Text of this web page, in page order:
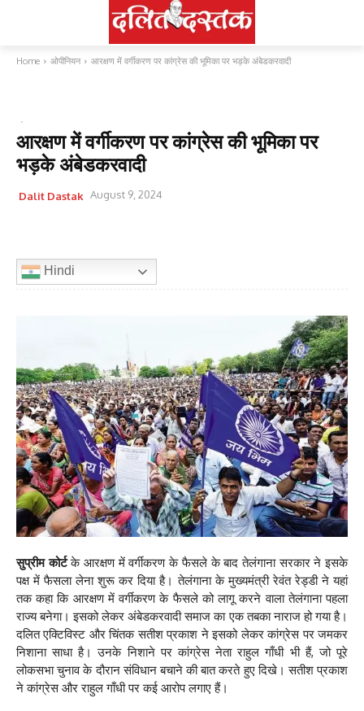
Home ओपीनियन आरक्षण में वर्गीकरण पर कांग्रेस की भूमिका पर भड़के अंबेडकरवादी
आरक्षण में वर्गीकरण पर कांग्रेस की भूमिका पर
भड़के अंबेडकरवादी
Dalit Dastak August 9, 2024
Hindi
सुप्रीम कोर्टके आरक्षण में वर्गीकरण के फैसले के बाद तेलंगाना सरकार ने इसके
पक्ष में फैसला लेना शुरू कर दिया है। तेलंगाना के मुख्यमंत्री रेवंत रेड्डी ने यहां
तक कहा कि आरक्षण में वर्गीकरण के फैसले को लागू करने वाला तेलंगाना पहला
राज्य बनेगा। इसको लेकर अंबेडकरवादी समाज का एक तबका नाराज हो गया है।
दलित एक्टिविस्ट और चिंतक सतीश प्रकाश ने इसको लेकर कांग्रेस पर जमकर
निशाना साधा है। उनके निशाने पर कांग्रेस नेता राहुल गाँधी भी हैं, जो पूरे
लोकसभा चुनाव के दौरान संविधान बचाने की बात करते हुए दिखे। सतीश प्रकाश
ने कांग्रेस और राहुल गाँधी पर कई आरोप लगाए हैं।